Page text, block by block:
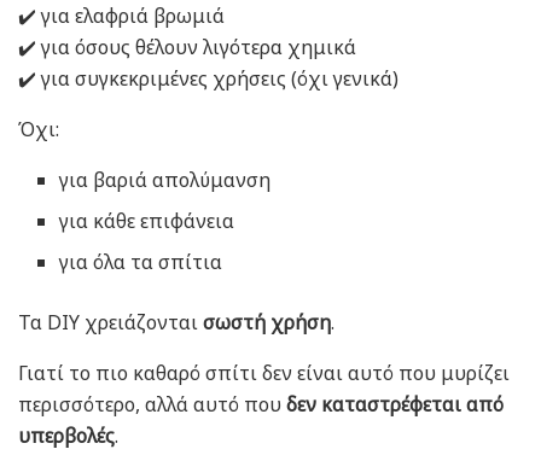
✔️για ελαφριά βρωμιά
✔️για όσους θέλουν λιγότερα χημικά
✔️για συγκεκριμένες χρήσεις (όχι γενικά)
Όχι:
για βαριά απολύμανση
για κάθε επιφάνεια
για όλα τα σπίτια
Τα DIY χρειάζονταισωστή χρήση.
Γιατί το πιο καθαρό σπίτι δεν είναι αυτό που μυρίζει
περισσότερο, αλλά αυτό που δεν καταστρέφεται από
υπερβολές.